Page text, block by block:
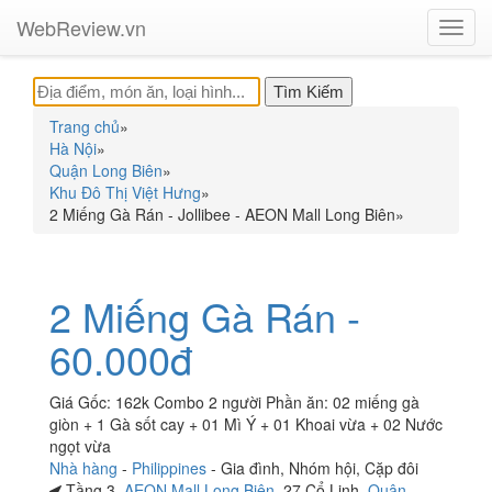
WebReview.vn
Trang chủ»
Hà Nội»
Quận Long Biên»
Khu Đô Thị Việt Hưng»
2 Miếng Gà Rán - Jollibee - AEON Mall Long Biên»
2 Miếng Gà Rán -
60.000đ
Giá Gốc: 162k Combo 2 người Phần ăn: 02 miếng gà
giòn + 1 Gà sốt cay + 01 Mì Ý + 01 Khoai vừa + 02 Nước
ngọt vừa
Nhà hàng - Philippines - Gia đình, Nhóm hội, Cặp đôi